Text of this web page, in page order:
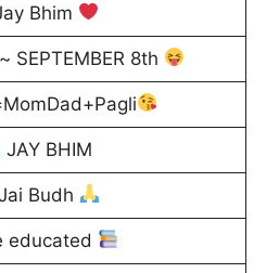
Bhim
SEPTEMBER 8th
JAY BHIM
Budh
educated